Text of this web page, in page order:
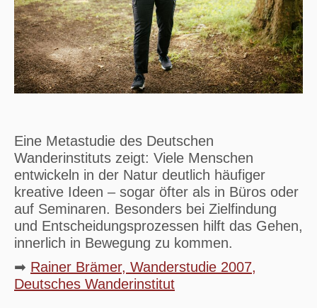
Eine Metastudie des Deutschen
Wanderinstituts zeigt: Viele Menschen
entwickeln in der Natur deutlich häufiger
kreative Ideen – sogar öfter als in Büros oder
auf Seminaren. Besonders bei Zielfindung
und Entscheidungsprozessen hilft das Gehen,
innerlich in Bewegung zu kommen.
➡ Rainer Brämer, Wanderstudie 2007,
Deutsches Wanderinstitut